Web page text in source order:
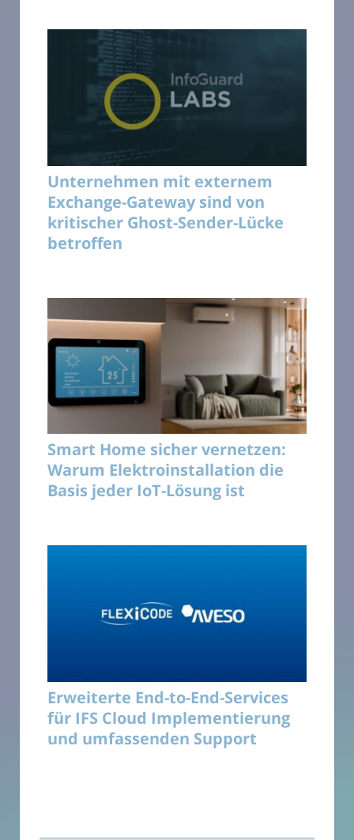
Unternehmen mit externem
Exchange-Gateway sind von
kritischer Ghost-Sender-Lücke
betroffen
Smart Home sicher vernetzen:
Warum Elektroinstallation die
Basis jeder IoT-Lösung ist
Erweiterte End-to-End-Services
für IFS Cloud Implementierung
und umfassenden Support